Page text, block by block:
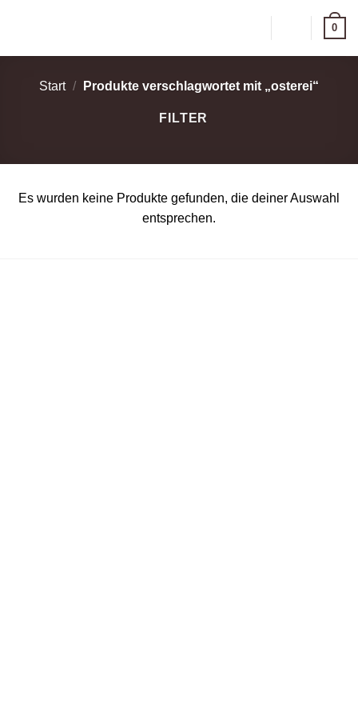
0
Start / Produkte verschlagwortet mit „osterei“
FILTER
Es wurden keine Produkte gefunden, die deiner Auswahl
entsprechen.